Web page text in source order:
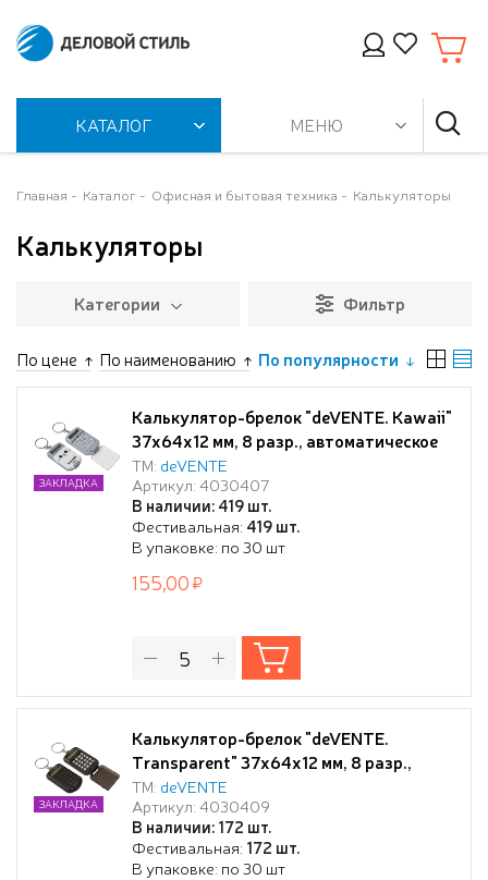
КАТАЛОГ МЕНЮ
Главная Каталог Офисная и бытовая техника Калькуляторы
Калькуляторы
Категории Фильтр
По цене По наименованию По популярности
Калькулятор-брелок "deVENTE. Kawaii"
37x64x12 мм, 8 разр., автоматическое
вычисление квадратного корня,
процентов, с рисунком, в блистере с
подвесом
ТМ: deVENTE
Артикул: 4030407
В наличии: 419 шт.
Фестивальная: 419 шт.
В упаковке: по 30 шт
ЗАКЛАДКА
155,00
Калькулятор-брелок "deVENTE.
Transparent" 37x64x12 мм, 8 разр.,
автоматическое вычисление
квадратного корня, процентов,
полупрозрачный черный, в блистере с
подвесом
ТМ: deVENTE
Артикул: 4030409
В наличии: 172 шт.
Фестивальная: 172 шт.
В упаковке: по 30 шт
ЗАКЛАДКА